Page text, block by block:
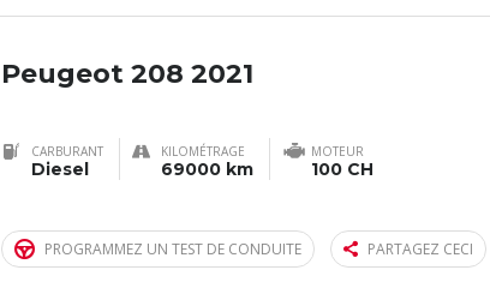
Peugeot 208 2021
CARBURANT
Diesel
KILOMÉTRAGE
69000 km
MOTEUR
100 CH
PROGRAMMEZ UN TEST DE CONDUITE PARTAGEZ CECI